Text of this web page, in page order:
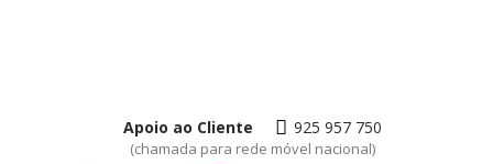
Apoio ao Cliente 925 957 750
(chamada para rede móvel nacional)